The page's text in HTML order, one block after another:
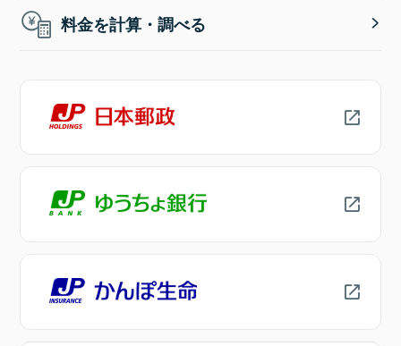
料金を計算・調べる